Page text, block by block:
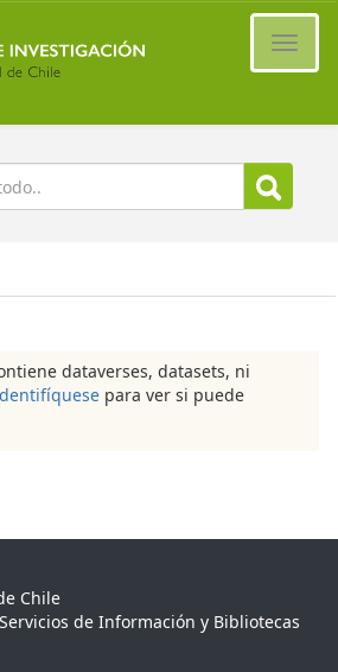
dataverses, datasets, ni
para ver si puede
Chile
de Información y Bibliotecas